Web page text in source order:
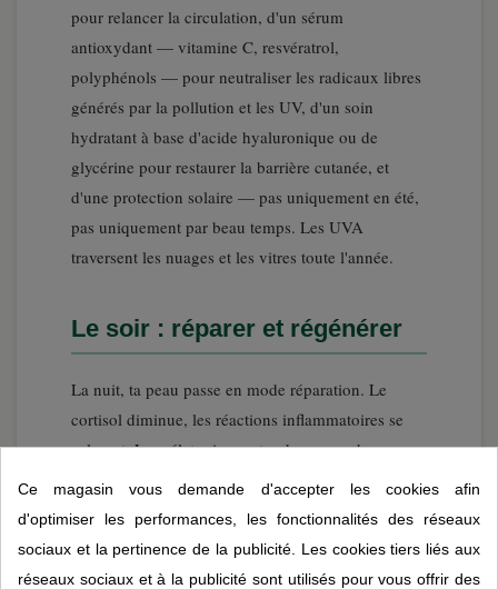
pour relancer la circulation, d'un sérum
antioxydant — vitamine C, resvératrol,
polyphénols — pour neutraliser les radicaux libres
générés par la pollution et les UV, d'un soin
hydratant à base d'acide hyaluronique ou de
glycérine pour restaurer la barrière cutanée, et
d'une protection solaire — pas uniquement en été,
pas uniquement par beau temps. Les UVA
traversent les nuages et les vitres toute l'année.
Le soir : réparer et régénérer
La nuit, ta peau passe en mode réparation. Le
cortisol diminue, les réactions inflammatoires se
calment. La mélatonine — ton hormone du
sommeil — agit aussi comme un antioxydant
cutané. La circulation sanguine augmente,
apportant davantage d'oxygène et de nutriments
aux cellules. Entre 23 h et 3 h du matin, les
Ce magasin vous demande d'accepter les cookies afin
d'optimiser les performances, les fonctionnalités des réseaux
sociaux et la pertinence de la publicité. Les cookies tiers liés aux
réseaux sociaux et à la publicité sont utilisés pour vous offrir des